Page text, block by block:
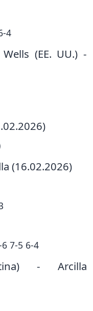
4
(EE. UU.) -
(16.02.2026)
7-5 6-4
- Arcilla